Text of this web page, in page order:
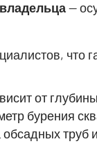
—
что
от
бурения